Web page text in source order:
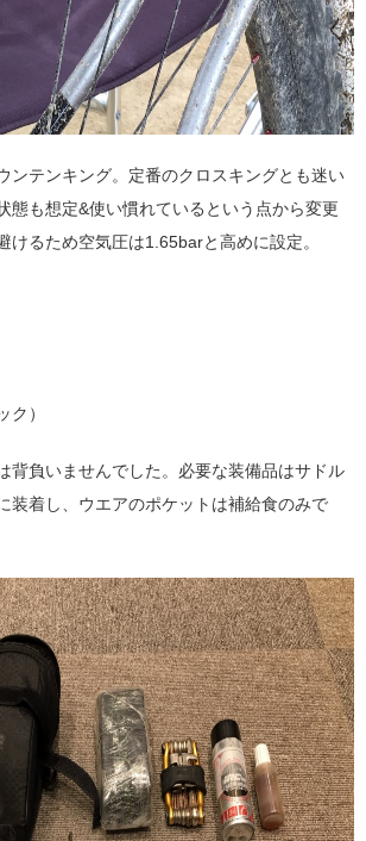
ンテンキング。定番のクロスキングとも迷い
態も想定&使い慣れているという点から変更
けるため空気圧は1.65barと高めに設定。
ク）
背負いませんでした。必要な装備品はサドル
装着し、ウエアのポケットは補給食のみで